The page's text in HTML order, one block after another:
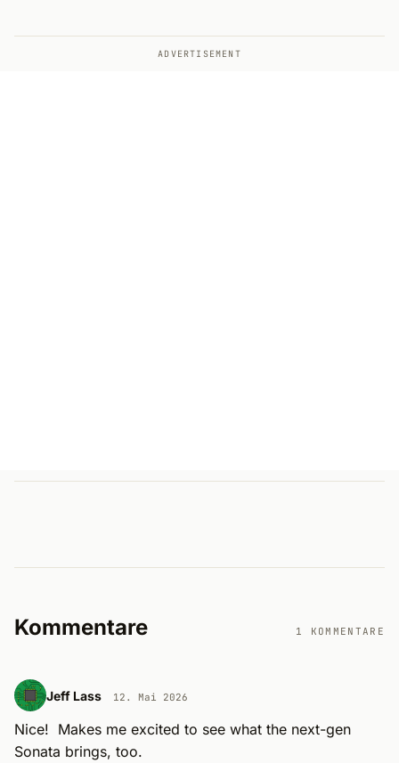
ADVERTISEMENT
Kommentare 1 KOMMENTARE
Jeff Lass 12. Mai 2026
Nice!  Makes me excited to see what the next-gen
Sonata brings, too.